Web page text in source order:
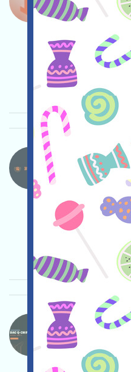
Tok-Edge是一個
活動，該階段可
完成各项任务，
关联: 需申请
收录时间: 2026/
重要程度:
BtcGlobal-
BtcGlobal是一個
自行儘調並確保
務，邀请获得更
关联:
重要程度:
DAC-QE 语
DAC是一個量子
動，打开活动页
成各項免費任務